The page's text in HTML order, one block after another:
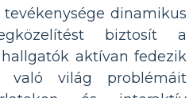
dinamikus
biztosít a
aktívan fedezik
világ problémáit